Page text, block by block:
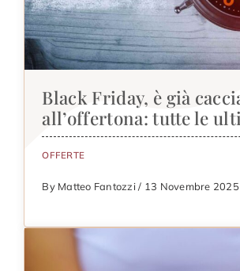
Black Friday, è già
all’offertona: tutte le
OFFERTE
By Matteo Fantozzi / 13 Novembre 2025